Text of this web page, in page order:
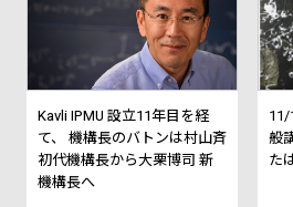
Kavli IPMU 設立11年目を経
て、 機構長のバトンは村山斉
初代機構長から大栗博司 新
機構長へ
11/
般
た